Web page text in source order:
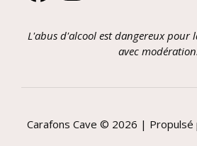
L'abus d'alcool est dangereux pour
avec modération.
Carafons Cave © 2026 | Propulsé